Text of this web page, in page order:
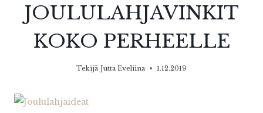
JOULULAHJAVINKIT
KOKO PERHEELLE
Tekijä Jutta Eveliina 1.12.2019